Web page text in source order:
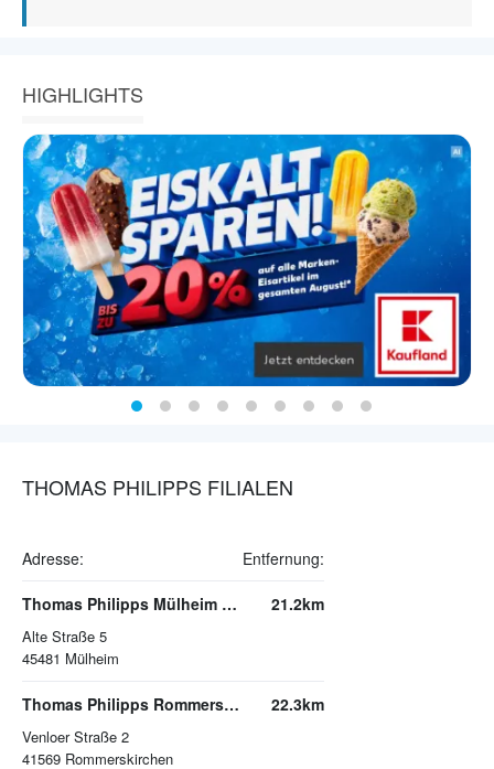
HIGHLIGHTS
THOMAS PHILIPPS FILIALEN
Adresse: Entfernung:
Thomas Philipps Mülheim an der Ruhr
Alte Straße 5
45481 Mülheim
21.2km
Thomas Philipps Rommerskirchen
Venloer Straße 2
41569 Rommerskirchen
22.3km